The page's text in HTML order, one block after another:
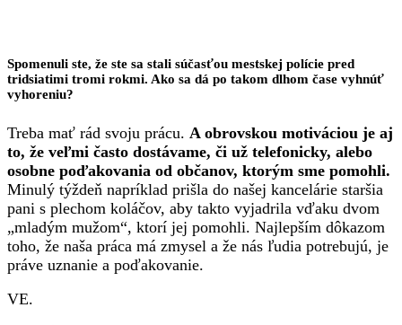
Spomenuli ste, že ste sa stali súčasťou mestskej polície pred
tridsiatimi tromi rokmi. Ako sa dá po takom dlhom čase vyhnúť
vyhoreniu?
Treba mať rád svoju prácu. A obrovskou motiváciou je aj
to, že veľmi často dostávame, či už telefonicky, alebo
osobne poďakovania od občanov, ktorým sme pomohli.
Minulý týždeň napríklad prišla do našej kancelárie staršia
pani s plechom koláčov, aby takto vyjadrila vďaku dvom
„mladým mužom“, ktorí jej pomohli. Najlepším dôkazom
toho, že naša práca má zmysel a že nás ľudia potrebujú, je
práve uznanie a poďakovanie.
VE.